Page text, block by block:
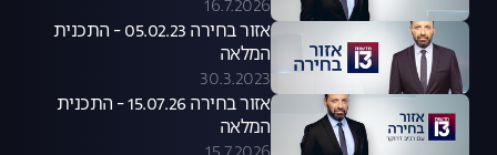
16.7.2026
אזור בחירה 05.02.23 - התכנית
המלאה
30.3.2023
אזור בחירה 15.07.26 - התכנית
המלאה